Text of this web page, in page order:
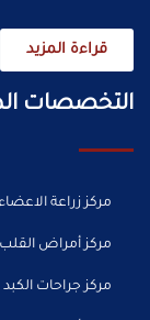
قراءة المزيد
التخصصات
مركز زراعة
مركز أمراض القلب
مركز جراحات